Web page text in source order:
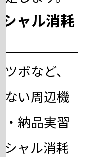
シャル消耗
ボなど、
い周辺機
納品実習
ャル消耗